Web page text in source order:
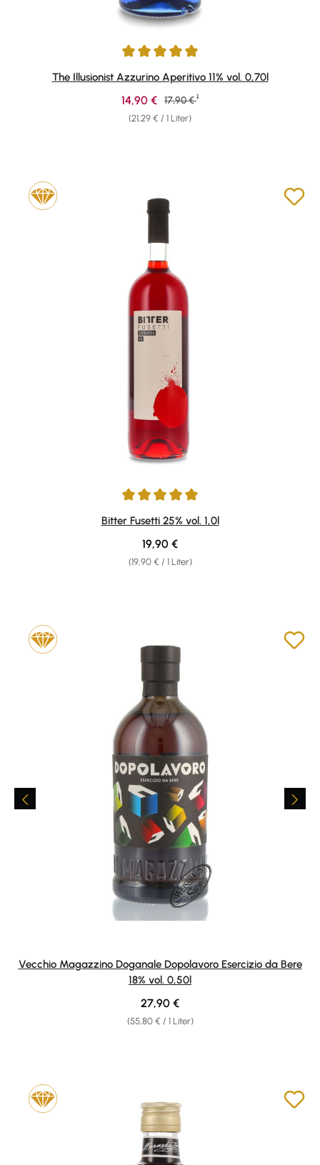
Durchschnittliche Bewertung von 5 von 5 Sternen
The Illusionist Azzurino Aperitivo 11% vol. 0,70l
(21,29 € / 1 Liter)
Verkaufspreis:
14,90 € Regulärer Preis:
17,90 € 1
Durchschnittliche Bewertung von 5 von 5 Sternen
Bitter Fusetti 25% vol. 1,0l
(19,90 € / 1 Liter)
Regulärer Preis:
19,90 €
Vecchio Magazzino Doganale Dopolavoro Esercizio da Bere
18% vol. 0,50l
(55,80 € / 1 Liter)
Regulärer Preis:
27,90 €